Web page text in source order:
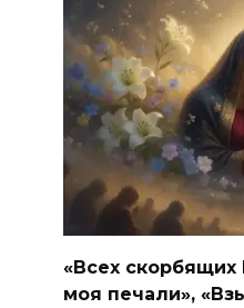
«Всех скорбящих
моя печали»,